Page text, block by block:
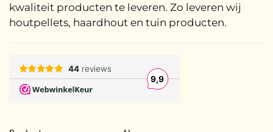
kwaliteit producten te leveren. Zo leveren wij
houtpellets, haardhout en tuin producten.